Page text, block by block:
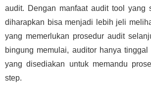
audit. Dengan manfaat audit tool yang
diharapkan bisa menjadi lebih jeli
yang memerlukan prosedur audit
bingung memulai, auditor hanya
yang disediakan untuk memandu
step.